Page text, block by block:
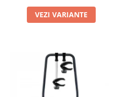
VEZI VARIANTE